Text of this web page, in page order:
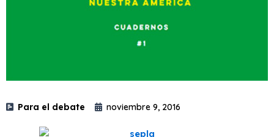
Para el debate noviembre 9, 2016